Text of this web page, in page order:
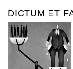
DICTUM ET